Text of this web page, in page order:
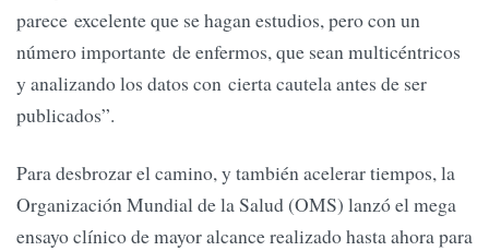
parece excelente que se hagan estudios, pero con un
número importante de enfermos, que sean multicéntricos
y analizando los datos con cierta cautela antes de ser
publicados”.
Para desbrozar el camino, y también acelerar tiempos, la
Organización Mundial de la Salud (OMS) lanzó el mega
ensayo clínico de mayor alcance realizado hasta ahora para